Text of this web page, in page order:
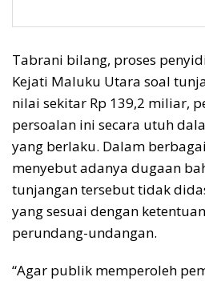
Tabrani bilang, proses
Kejati Maluku Utara soal
nilai sekitar Rp 139,2 miliar,
persoalan ini secara utuh
yang berlaku. Dalam
menyebut adanya dugaan
tunjangan tersebut tidak
yang sesuai dengan
perundang-undangan.
“Agar publik memperoleh